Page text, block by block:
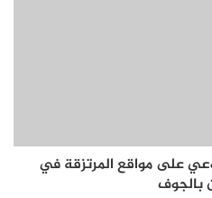
على مواقع المرتزقة في
بالجوف